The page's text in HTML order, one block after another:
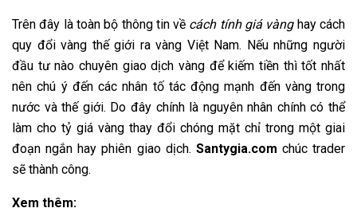
Trên đây là toàn bộ thông tin về cách tính giá vànghay cách
quy đổi vàng thế giới ra vàng Việt Nam. Nếu những người
đầu tư nào chuyên giao dịch vàng để kiếm tiền thì tốt nhất
nên chú ý đến các nhân tố tác động mạnh đến vàng trong
nước và thế giới. Do đây chính là nguyên nhân chính có thể
làm cho tỷ giá vàng thay đổi chóng mặt chỉ trong một giai
đoạn ngắn hay phiên giao dịch. Santygia.com chúc trader
sẽ thành công.
Xem thêm: